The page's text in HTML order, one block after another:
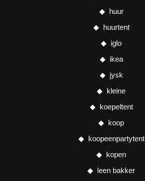
huur
huurtent
iglo
ikea
jysk
kleine
koepeltent
koop
koopeenpartytent
kopen
leen bakker